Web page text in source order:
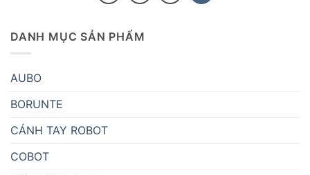
DANH MỤC SẢN PHẨM
AUBO
BORUNTE
CÁNH TAY ROBOT
COBOT